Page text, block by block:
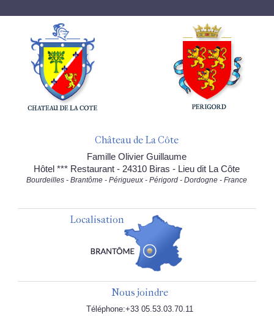
Château de La Côte
Famille Olivier Guillaume
Hôtel *** Restaurant - 24310 Biras - Lieu dit La Côte
Bourdeilles - Brantôme - Périgueux - Périgord - Dordogne - France
Localisation
Nous joindre
Téléphone:+33 05.53.03.70.11